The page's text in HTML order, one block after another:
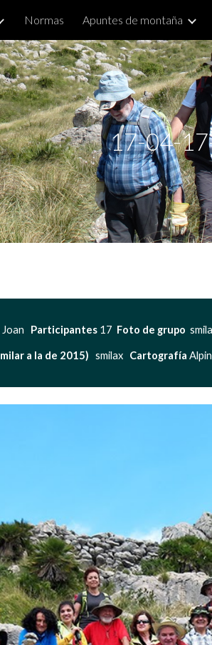
Skip
Normas Apuntes de montaña
17-04-
Joan Participantes 17 Foto de grupo
a la de 2015) smilax Cartografía